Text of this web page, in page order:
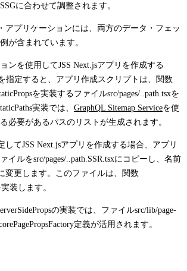
に合わせて調整されます。
アプリケーションには、両方のデータ・フェッ
が含まれています。
ンを使用してJSS Next.jsアプリを作成する
指定すると、アプリ作成スクリプトは、関数
を実装するファイルsrc/pages/..path.tsxを
実装では、 GraphQL Sitemap Serviceを使
必要があるパスのリストが生成されます。
してJSS Next.jsアプリを作成する場合、アプリ
イルをsrc/pages/..path.SSR.tsxにコピーし、名前
変更します。このファイルは、関数
装します。
の実装では、ファイルsrc/lib/page-
定義が活用されます。